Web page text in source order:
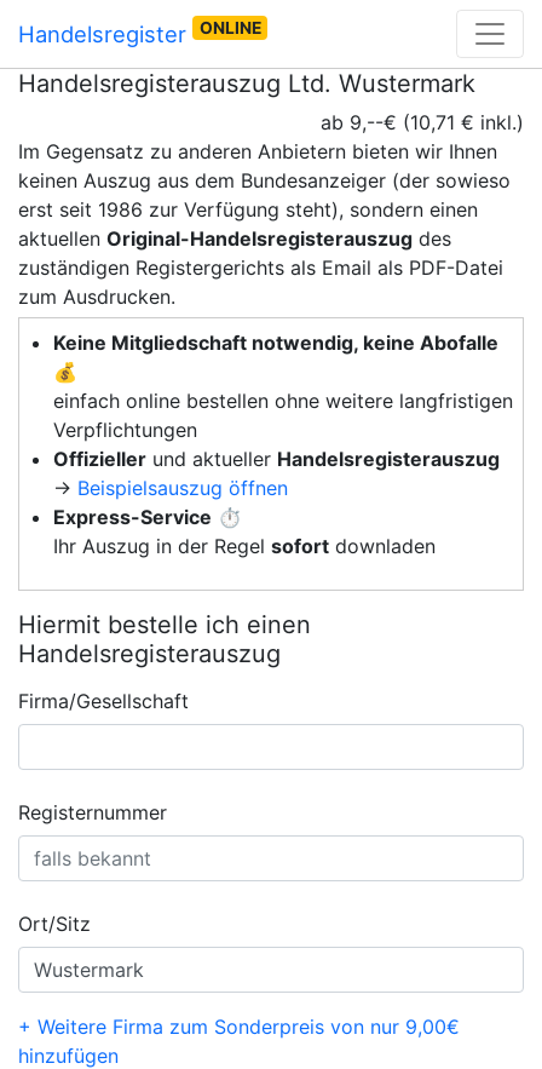
Handelsregister ONLINE
Handelsregisterauszug Ltd. Wustermark
ab 9,--€ (10,71 € inkl.)
Im Gegensatz zu anderen Anbietern bieten wir Ihnen
keinen Auszug aus dem Bundesanzeiger (der sowieso
erst seit 1986 zur Verfügung steht), sondern einen
aktuellen Original-Handelsregisterauszug des
zuständigen Registergerichts als Email als PDF-Datei
zum Ausdrucken.
Keine Mitgliedschaft notwendig, keine Abofalle
💰
einfach online bestellen ohne weitere langfristigen
Verpflichtungen
Offizieller und aktueller Handelsregisterauszug
→ Beispielsauszug öffnen
Express-Service ⏱️
Ihr Auszug in der Regel sofort downladen
Hiermit bestelle ich einen
Handelsregisterauszug
Firma/Gesellschaft
Registernummer
Ort/Sitz
+ Weitere Firma zum Sonderpreis von nur 9,00€
hinzufügen